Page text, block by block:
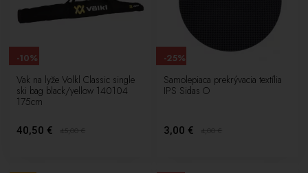
Vak na lyže Volkl Classic single
ski bag black/yellow 140104
175cm
40,50 € 45,00€
-10%
Samolepiaca prekrývacia textília
IPS Sidas O
3,00 € 4,00€
-25%